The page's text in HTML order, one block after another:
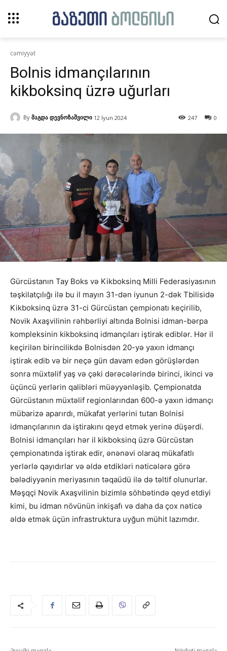
cəmiyyət
Bolnis idmançılarının
kikboksinq üzrə uğurları
By მაგდა დევნოზაშვილი 12 İyun 2024 0
247
Gürcüstanın Tay Boks və Kikboksinq Milli Federasiyasının
təşkilatçılığı ilə bu il mayın 31-dən iyunun 2-dək Tbilisidə
Kikboksinq üzrə 31-ci Gürcüstan çempionatı keçirilib,
Novik Axaşvilinin rəhbərliyi altında Bolnisi idman-bərpa
kompleksinin kikboksinq idmançıları iştirak ediblər. Hər il
keçirilən birincilikdə Bolnisdən 20-yə yaxın idmançı
iştirak edib və bir neçə gün davam edən görüşlərdən
sonra müxtəlif yaş və çəki dərəcələrində birinci, ikinci və
üçüncü yerlərin qalibləri müəyyənləşib. Çempionatda
Gürcüstanın müxtəlif regionlarından 600-ə yaxın idmançı
mübarizə aparırdı, mükafat yerlərini tutan Bolnisi
idmançılarının da iştirakını qeyd etmək yerinə düşərdi.
Bolnisi idmançıları hər il kikboksinq üzrə Gürcüstan
çempionatında iştirak edir, ənənəvi olaraq mükafatlı
yerlərlə qayıdırlar və əldə etdikləri nəticələrə görə
bələdiyyənin meriyasının təqaüdü ilə də təltif olunurlar.
Məşqçi Novik Axaşvilinin bizimlə söhbətində qeyd etdiyi
kimi, bu idman növünün inkişafı və daha da çox nəticə
əldə etmək üçün infrastruktura uyğun mühit lazımdır.